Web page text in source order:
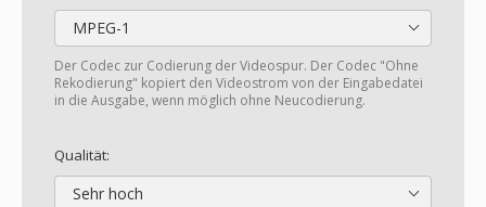
MPEG-1
Der Codec zur Codierung der Videospur. Der Codec "Ohne
Rekodierung" kopiert den Videostrom von der Eingabedatei
in die Ausgabe, wenn möglich ohne Neucodierung.
Qualität:
Sehr hoch